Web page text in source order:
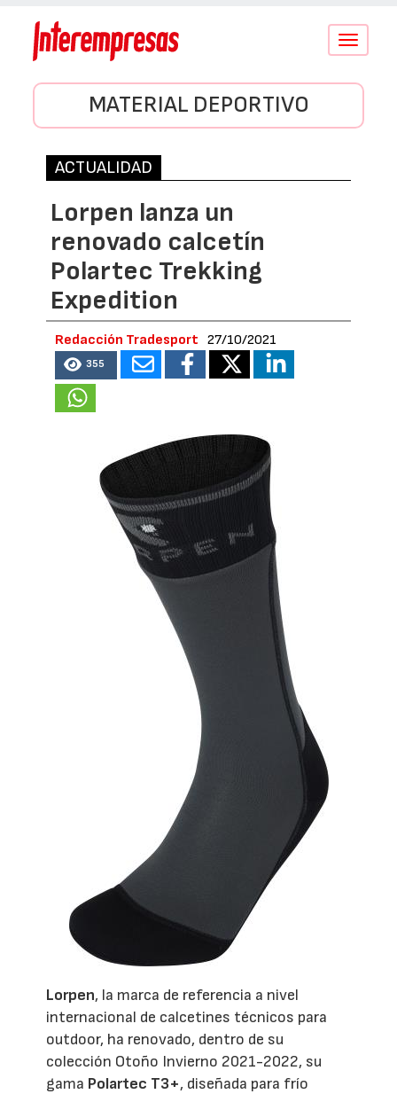
Conmutar
MATERIAL DEPORTIVO
ACTUALIDAD
Lorpen lanza un
renovado calcetín
Polartec Trekking
Expedition
Redacción Tradesport 27/10/2021
355
Lorpen, la marca de referencia a nivel
internacional de calcetines técnicos para
outdoor, ha renovado, dentro de su
colección Otoño Invierno 2021-2022, su
gama Polartec T3+, diseñada para frío